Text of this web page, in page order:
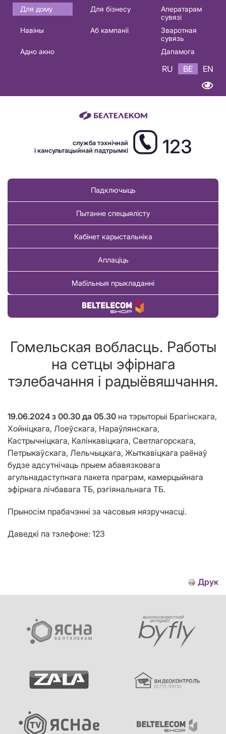
Основная
навигация
Для дому Для бізнесу
Аператарам
сувязі
Навіны
Аб кампаніі
Зваротная
сувязь
Адно акно
Дапамога
RU BE EN
служба тэхнічнай
і кансультацыйнай падтрымкі
123
Падключыць
Пытанне спецыялісту
Кабінет карыстальніка
Аплаціць
Мабільныя прыкладанні
Купіць тавар
Гомельская вобласць. Работы
на сетцы эфірнага
тэлебачання і радыёвяшчання.
19.06.2024 з 00.30 да 05.30 на тэрыторыі Брагінскага,
Хойніцкага, Лоеўскага, Нараўлянскага,
Кастрычніцкага, Калінкавіцкага, Светлагорскага,
Петрыкаўскага, Лельчыцкага, Жыткавіцкага раёнаў
будзе адсутнічаць прыем абавязковага
агульнадаступнага пакета праграм, камерцыйнага
эфірнага лічбавага ТБ, рэгіянальнага ТБ.
Прыносім прабачэнні за часовыя нязручнасці.
Даведкі па тэлефоне: 123
Друк